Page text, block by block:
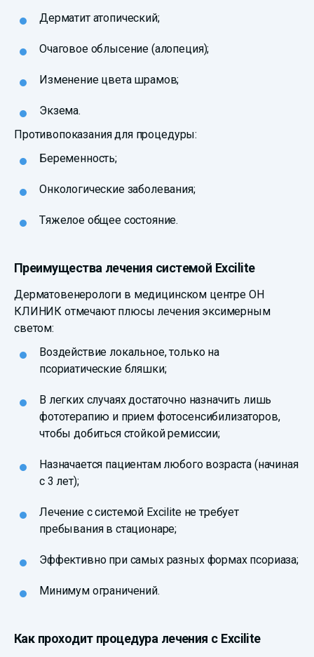
Дерматит атопический;
Очаговое облысение (алопеция);
Изменение цвета шрамов;
Экзема.
Противопоказания для процедуры:
Беременность;
Онкологические заболевания;
Тяжелое общее состояние.
Преимущества лечения системой Excilite
Дерматовенерологи в медицинском центре ОН
КЛИНИК отмечают плюсы лечения эксимерным
светом:
Воздействие локальное, только на
псориатические бляшки;
В легких случаях достаточно назначить лишь
фототерапию и прием фотосенсибилизаторов,
чтобы добиться стойкой ремиссии;
Назначается пациентам любого возраста (начиная
с 3 лет);
Лечение с системой Excilite не требует
пребывания в стационаре;
Эффективно при самых разных формах псориаза;
Минимум ограничений.
Как проходит процедура лечения с Excilite